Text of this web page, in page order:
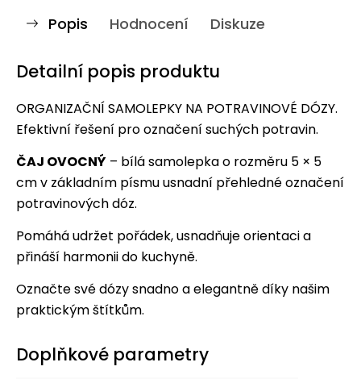
Popis Hodnocení Diskuze
Detailní popis produktu
ORGANIZAČNÍ SAMOLEPKY NA POTRAVINOVÉ DÓZY.
Efektivní řešení pro označení suchých potravin.
ČAJ OVOCNÝ – bílá samolepka o rozměru 5 × 5
cm v základním písmu usnadní přehledné označení
potravinových dóz.
Pomáhá udržet pořádek, usnadňuje orientaci a
přináší harmonii do kuchyně.
Označte své dózy snadno a elegantně díky našim
praktickým štítkům.
Doplňkové parametry